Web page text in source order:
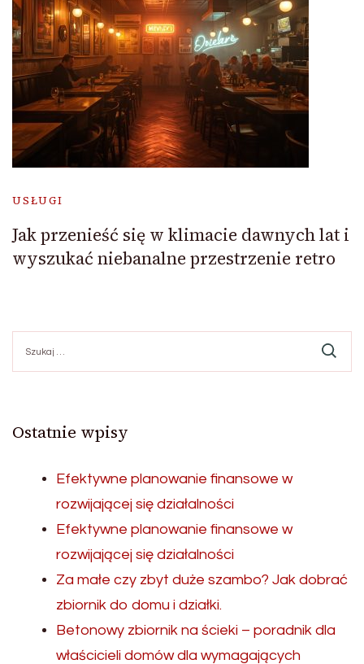
USŁUGI
Jak przenieść się w klimacie dawnych lat i
wyszukać niebanalne przestrzenie retro
Ostatnie wpisy
Efektywne planowanie finansowe w
rozwijającej się działalności
Efektywne planowanie finansowe w
rozwijającej się działalności
Za małe czy zbyt duże szambo? Jak dobrać
zbiornik do domu i działki.
Betonowy zbiornik na ścieki – poradnik dla
właścicieli domów dla wymagających